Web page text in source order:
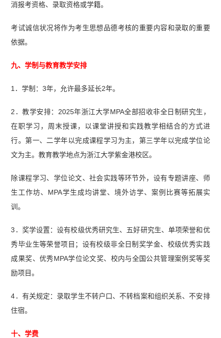
消报考资格、录取资格或学籍。
考试诚信状况将作为考生思想品德考核的重要内容和录取的重要
依据。
九、学制与教育教学安排
1．学制：3年，允许最多延长2年。
2．教学安排：2025年浙江大学MPA全部招收非全日制研究生，
在职学习，周末授课，以课堂讲授和实践教学相结合的方式进
行。第一、二学年以完成课程学习为主，第三学年以完成学位论
文为主。教育教学地点为浙江大学紫金港校区。
除课程学习、学位论文、社会实践等环节外，设有专题讲座、师
生工作坊、MPA学生成均讲堂、境外访学、案例比赛等拓展实
训。
3．奖学设置：设有校级优秀研究生、五好研究生、单项荣誉和优
秀毕业生等荣誉项目；设有校级非全日制奖学金、校级优秀实践
成果奖、优秀MPA学位论文奖、校内与全国公共管理案例奖等奖
励项目。
4．有关规定：录取学生不转户口、不转档案和组织关系、不安排
住宿。
十、学费